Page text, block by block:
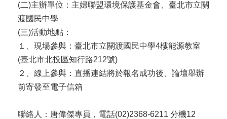
(二)主辦單位：主婦聯盟環境保護基金會、臺北市立關
渡國民中學
(三)活動地點：
１、現場參與：臺北市立關渡國民中學4樓能源教室
(臺北市北投區知行路212號)
２、線上參與：直播連結將於報名成功後、論壇舉辦
前寄發至電子信箱
聯絡人：唐偉傑專員，電話(02)2368-6211 分機12